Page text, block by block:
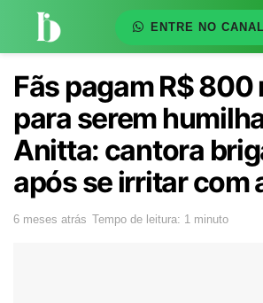
ENTRE NO CANAL
Fãs pagam R$ 800
para serem
Anitta: cantora
após se irritar com
6 meses atrás Tempo de leitura: 1 minuto